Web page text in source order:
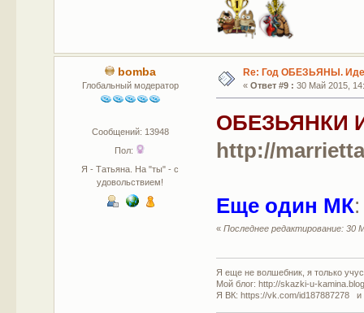
bomba
Глобальный модератор
Сообщений: 13948
Пол:
Я - Татьяна. На "ты" - с
удовольствием!
Re: Год ОБЕЗЬЯНЫ.
« Ответ #9 : 30 Май 2015,
ОБЕЗЬЯНКИ
http://
Еще один МК
«Последнее редактирование: 30
Я еще не волшебник, я только
Мой блог: http://skazki-u-
Я ВК: https://vk.com/id187887278 и